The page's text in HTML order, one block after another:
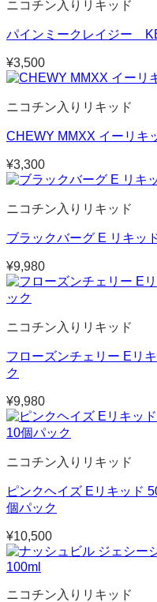
ニコチン入りリキッド
パインミークレイジー
¥3,500
ニコチン入りリキッド
CHEWY MMXX イーリ
¥3,300
ニコチン入りリキッド
ブラックバーグ E リキッ
¥9,980
ニコチン入りリキッド
フローズンチェリー Eリ
ク
¥9,980
ニコチン入りリキッド
ピンクヘイズ Eリキッド
個パック
¥10,500
ニコチン入りリキッド